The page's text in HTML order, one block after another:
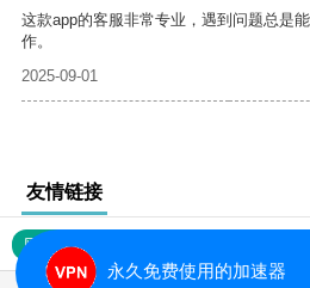
这款app的客服非常专业，遇到问题总是
作。
2025-09-01
友情链接
网站地图
永久免费使用的加速器